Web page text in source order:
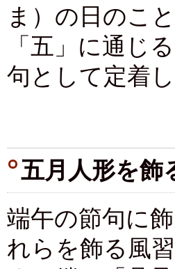
ま）の日のこ
「五」に通じ
句として定着
五月人形を飾
端午の節句に
れらを飾る風